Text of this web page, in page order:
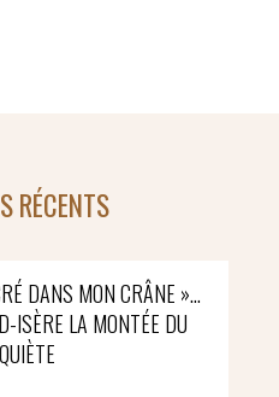
RÉCENTS
DANS MON CRÂNE »…
ISÈRE LA MONTÉE DU